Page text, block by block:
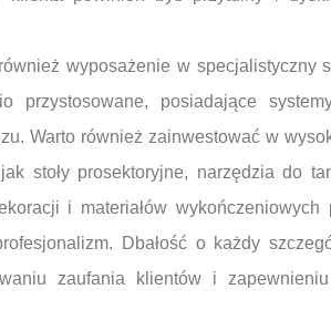
wyposażenie w specjalistyczny
przystosowane, posiadające
Warto również zainwestować w
stoły prosektoryjne, narzędzia do
i materiałów
Dbałość o każdy
zaufania klientów i